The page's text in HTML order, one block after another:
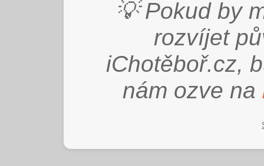
💡 Pokud by
rozvíjet
iChotěboř.cz,
nám ozve na